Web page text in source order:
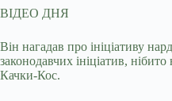
ВІДЕО ДНЯ
Він нагадав про ініціативу
законодавчих ініціатив,
Качки-Кос.